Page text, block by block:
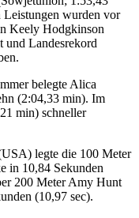
Leistungen wurden vor
Keely Hodgkinson
und Landesrekord
belegte Alica
(2:04,33 min). Im
min) schneller
legte die 100 Meter
in 10,84 Sekunden
200 Meter Amy Hunt
(10,97 sec).